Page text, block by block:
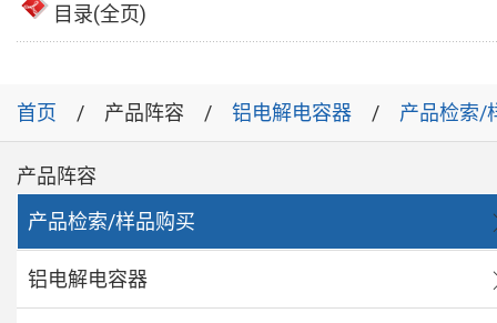
目录(全页)
首页 产品阵容 铝电解电容器 产品检索/
产品阵容
产品检索/样品购买
铝电解电容器